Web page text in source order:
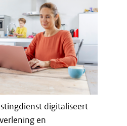
digitaliseert
en